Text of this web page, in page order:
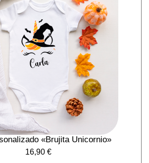
«Brujita Unicornio»
16,90 €